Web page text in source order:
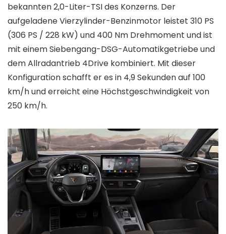
bekannten 2,0-Liter-TSI des Konzerns. Der
aufgeladene Vierzylinder-Benzinmotor leistet 310 PS
(306 PS / 228 kW) und 400 Nm Drehmoment und ist
mit einem Siebengang-DSG-Automatikgetriebe und
dem Allradantrieb 4Drive kombiniert. Mit dieser
Konfiguration schafft er es in 4,9 Sekunden auf 100
km/h und erreicht eine Höchstgeschwindigkeit von
250 km/h.